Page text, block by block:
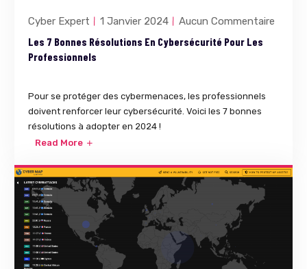
Cyber Expert 1 Janvier 2024 Aucun Commentaire
Les 7 Bonnes Résolutions En Cybersécurité Pour Les
Professionnels
Pour se protéger des cybermenaces, les professionnels
doivent renforcer leur cybersécurité. Voici les 7 bonnes
résolutions à adopter en 2024 !
Read More